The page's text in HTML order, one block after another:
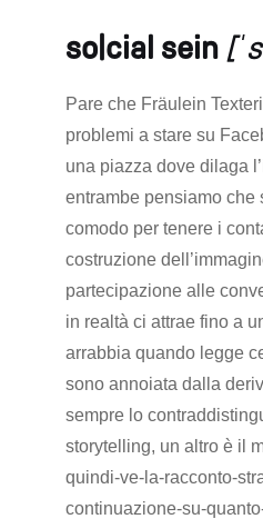
so|cial sein
Pare che Fräulein
problemi a stare su
una piazza dove dilaga
entrambe pensiamo che
comodo per tenere i
costruzione
partecipazione alle
in realtà ci attrae fino a
arrabbia quando legge
sono annoiata dalla
sempre lo
storytelling, un altro è il
quindi-ve-la-racconto-
continuazione-su-